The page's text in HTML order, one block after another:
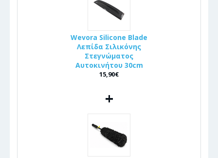
Wevora Silicone Blade
Λεπίδα Σιλικόνης
Στεγνώματος
Αυτοκινήτου 30cm
15,90€
+